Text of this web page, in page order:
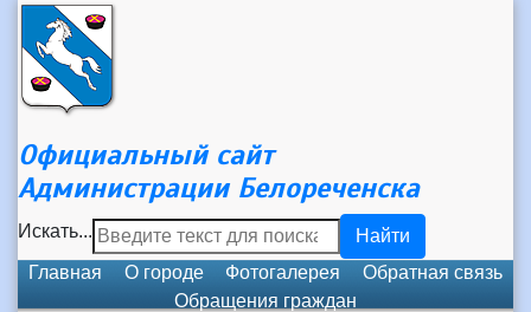
Официальный сайт
Администрации Белореченска
Искать...
Найти
Главная
О городе Фотогалерея
Обратная связь
Обращения граждан